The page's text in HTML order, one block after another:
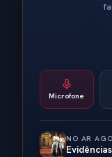
Microfone
NO AR